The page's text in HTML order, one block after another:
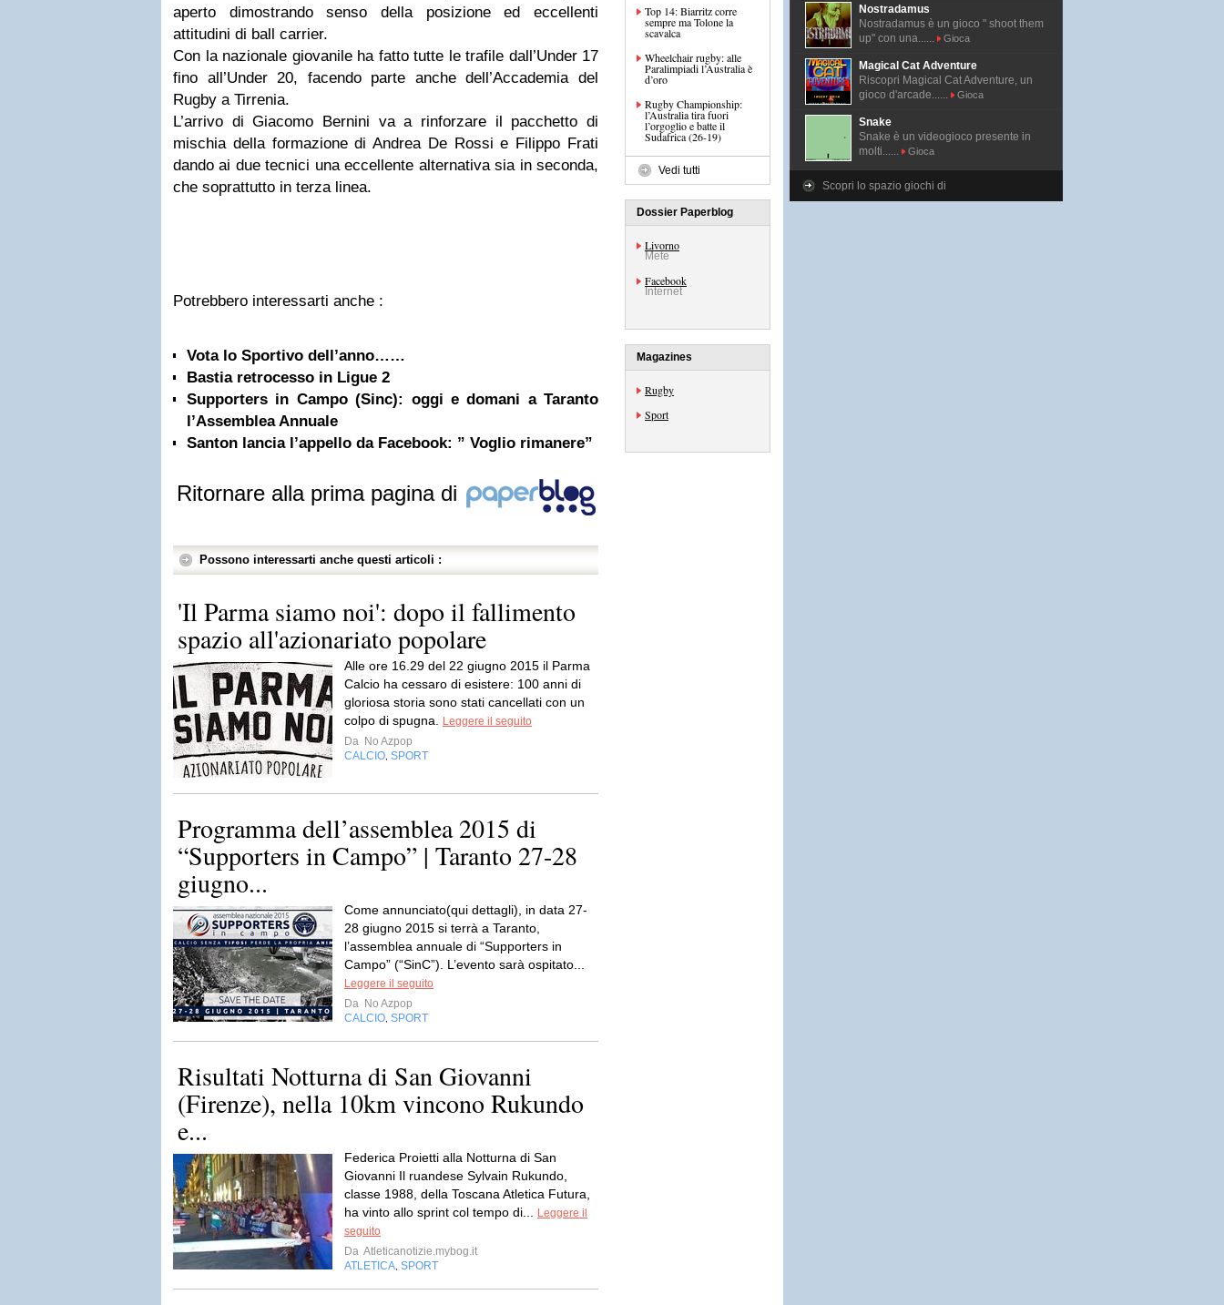
aperto dimostrando senso della posizione ed eccellenti
attitudini di ball carrier.
Con la nazionale giovanile ha fatto tutte le trafile dall’Under 17
fino all’Under 20, facendo parte anche dell’Accademia del
Rugby a Tirrenia.
L’arrivo di Giacomo Bernini va a rinforzare il pacchetto di
mischia della formazione di Andrea De Rossi e Filippo Frati
dando ai due tecnici una eccellente alternativa sia in seconda,
che soprattutto in terza linea.
Potrebbero interessarti anche :
Vota lo Sportivo dell’anno……
Bastia retrocesso in Ligue 2
Supporters in Campo (Sinc): oggi e domani a Taranto
l’Assemblea Annuale
Santon lancia l’appello da Facebook: ” Voglio rimanere”
Ritornare alla prima pagina di
Possono interessarti anche questi articoli :
'Il Parma siamo noi': dopo il fallimento
spazio all'azionariato popolare
Alle ore 16.29 del 22 giugno 2015 il Parma
Calcio ha cessaro di esistere: 100 anni di
gloriosa storia sono stati cancellati con un
colpo di spugna.
Leggere il seguito
Da No Azpop
CALCIO SPORT
Programma dell’assemblea 2015 di
“Supporters in Campo” | Taranto 27-28
giugno...
Come annunciato(qui dettagli), in data 27-
28 giugno 2015 si terrà a Taranto,
l’assemblea annuale di “Supporters in
Campo” (“SinC”). L’evento sarà ospitato...
Leggere il seguito
Da No Azpop
CALCIO SPORT
Risultati Notturna di San Giovanni
(Firenze), nella 10km vincono Rukundo
e...
Federica Proietti alla Notturna di San
Giovanni Il ruandese Sylvain Rukundo,
classe 1988, della Toscana Atletica Futura,
ha vinto allo sprint col tempo di...
Leggere il
seguito
Da Atleticanotizie.mybog.it
ATLETICA SPORT
Top 14: Biarritz corre
sempre ma Tolone la
scavalca
Wheelchair rugby: alle
Paralimpiadi l’Australia è
d’oro
Rugby Championship:
l’Australia tira fuori
l’orgoglio e batte il
Sudafrica (26-19)
Vedi tutti
Dossier Paperblog
Livorno
Mete
Facebook
Internet
Magazines
Rugby
Sport
Nostradamus
Nostradamus è un gioco " shoot them
up" con una......
Gioca
Magical Cat Adventure
Riscopri Magical Cat Adventure, un
gioco d'arcade......
Gioca
Snake
Snake è un videogioco presente in
molti......
Gioca
Scopri lo spazio giochi di